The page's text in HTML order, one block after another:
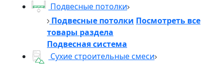
Подвесные потолки
Подвесные потолки Посмотреть все
товары раздела
Подвесная система
Сухие строительные смеси